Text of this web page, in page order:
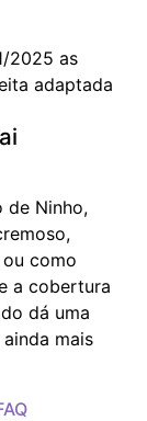
2025 as
adaptada
de Ninho,
como
a cobertura
dá uma
mais